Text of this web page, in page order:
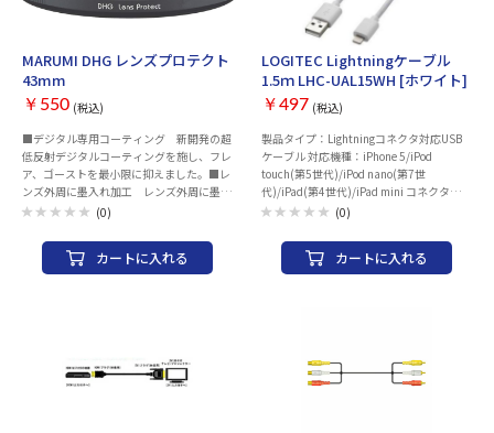
MARUMI DHG レンズプロテクト
43mm
￥550 (税込)
■デジタル専用コーティング 新開発の超
低反射デジタルコーティングを施し、フレ
ア、ゴーストを最小限に抑えました。■レ
ンズ外周に墨入れ加工 レンズ外周に墨入
れをして内面反射を極限まで抑えました。
仕上げで不要な反射を除去しました。■デ
ジタルカメラのレンズ保護に最適なフィル
ター レンズ表面を「キズやホコリ」から
(0)
カートに入れる
LOGITEC Lightningケーブル
1.5ｍ LHC-UAL15WH [ホワイト]
￥497 (税込)
製品タイプ：Lightningコネクタ対応USB
ケーブル 対応機種：iPhone 5/iPod
touch(第5世代)/iPod nano(第7世
代)/iPad(第4世代)/iPad mini コネクタ：
USB2.0［A］オス-Lightningコネクタオス
(0)
カートに入れる